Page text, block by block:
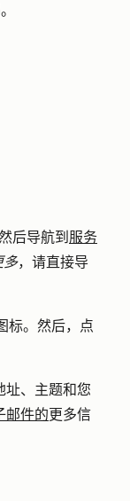
。
后导航到 服务
多，请直接导
标。然后，点
址、 主题和您
邮件的更多信